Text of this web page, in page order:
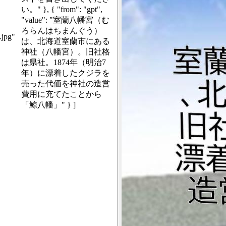
い。" }, { "from": "gpt",
"value": "室蘭八幡宮（む
ろらんはちまんぐう）
は、北海道室蘭市にある
神社（八幡宮）。旧社格
は県社。1874年（明治7
年）に漂着したクジラを
売った代価を神社の造営
費用に充てたことから
「鯨八幡」" } ]